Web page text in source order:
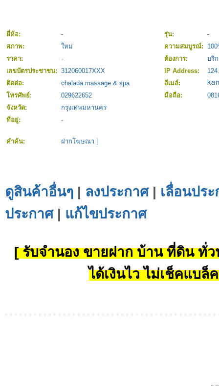
ยี่ห้อ: - รุ่น:
-
สภาพ:
ใหม่ ความสมบูรณ์:
ราคา:
- ต้องการ:
บริ
เลขบัตรประชาชน: 312060017XXX IP Address:
ติดต่อ:
chalada massage & spa
อีเมล์:
โทรศัพย์:
029622652 มือถือ:
จังหวัด:
กรุงเทพมหานคร
ที่อยู่:
-
คำค้น: ฝากโฆษณา
ดูสินค้าอื่นๆ | ลงประกาศ| เลื่อนปร
ประกาศ| แก้ไขประกาศ
[ รับจำนอง ขายฝาก บ้าน ที่ดิน ทั่ว
ได้เงินไว ไม่เช็คแบล็